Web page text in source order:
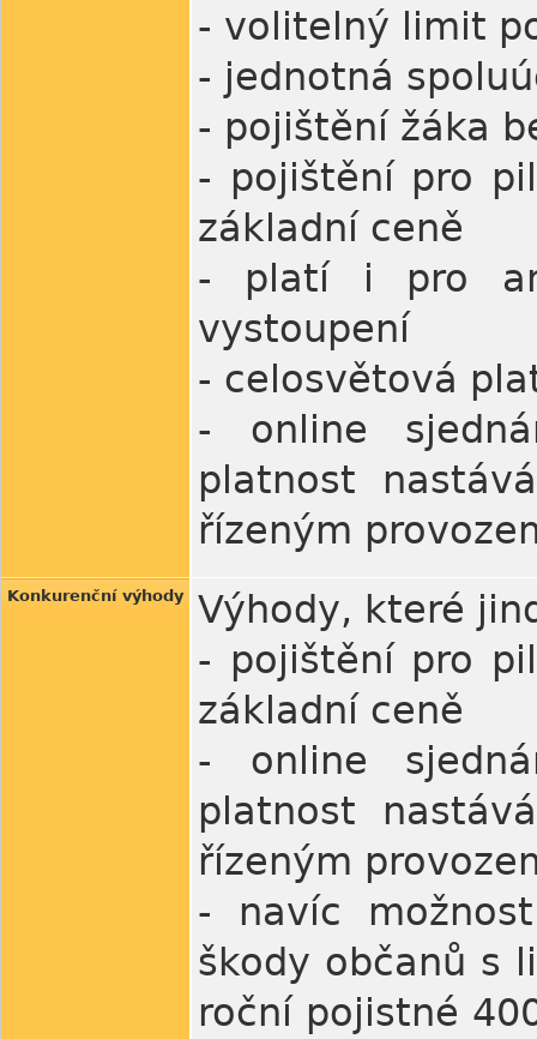
- volitelný limit
- jednotná
- pojištění žáka
- pojištění pro
základní ceně
- platí i pro
vystoupení
- celosvětová
- online
platnost
řízeným
Konkurenční výhody
Výhody, které
- pojištění pro
základní ceně
- online
platnost
řízeným
- navíc
škody občanů s
roční pojistné